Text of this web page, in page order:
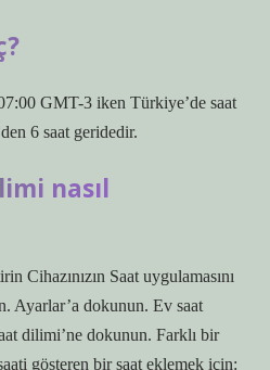
GMT-3 iken Türkiye’de saat
6 saat geridedir.
nasıl
Cihazınızın Saat uygulamasını
Ayarlar’a dokunun. Ev saat
dilimi’ne dokunun. Farklı bir
gösteren bir saat eklemek için: